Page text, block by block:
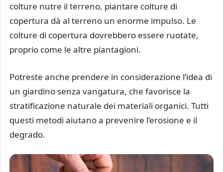
colture nutre il terreno, piantare colture di
copertura dà al terreno un enorme impulso. Le
colture di copertura dovrebbero essere ruotate,
proprio come le altre piantagioni.
Potreste anche prendere in considerazione l’idea di
un giardino senza vangatura, che favorisce la
stratificazione naturale dei materiali organici. Tutti
questi metodi aiutano a prevenire l’erosione e il
degrado.